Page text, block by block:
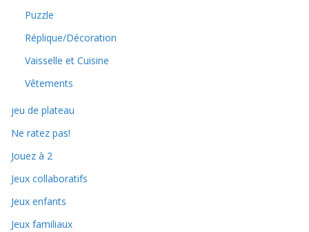
Puzzle
Réplique/Décoration
Vaisselle et Cuisine
Vêtements
jeu de plateau
Ne ratez pas!
Jouez à 2
Jeux collaboratifs
Jeux enfants
Jeux familiaux